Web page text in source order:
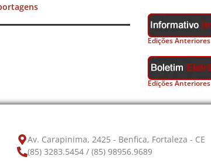
Edições Anteriores
Edições Anteriores
Av. Carapinima, 2425 - Benfica, Fortaleza - CE
(85) 3283.5454 / (85) 98956.9689